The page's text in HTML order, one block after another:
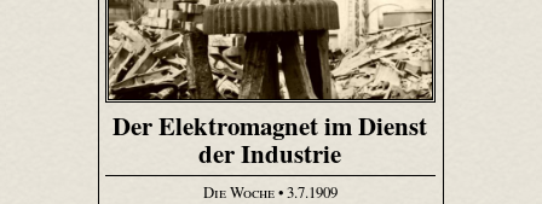
Der Elektromagnet im Dienst
der Industrie
Die Woche• 3.7.1909